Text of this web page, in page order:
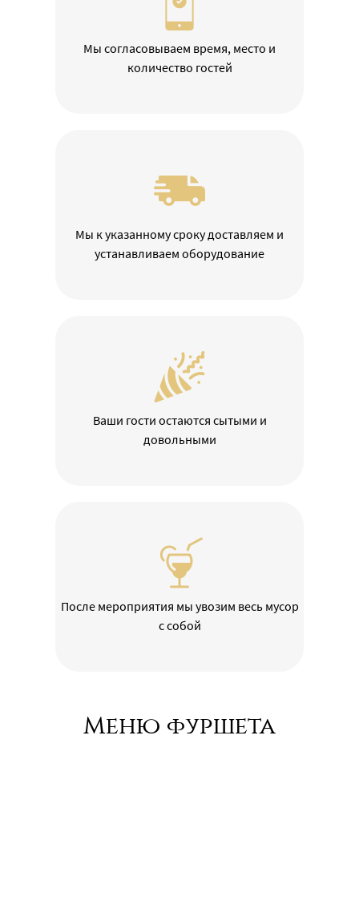
Мы согласовываем время, место и
количество гостей
Мы к указанному сроку доставляем и
устанавливаем оборудование
Ваши гости остаются сытыми и
довольными
После мероприятия мы увозим весь мусор
с собой
Меню фуршета